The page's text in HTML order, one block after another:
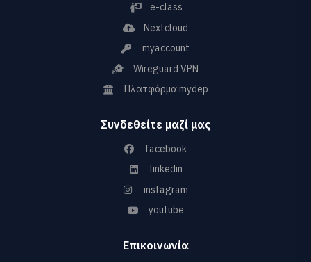
e-class
Nextcloud
myaccount
Wireguard VPN
Πλατφόρμα mydep
Συνδεθείτε μαζί μας
facebook
linkedin
instagram
youtube
Επικοινωνία